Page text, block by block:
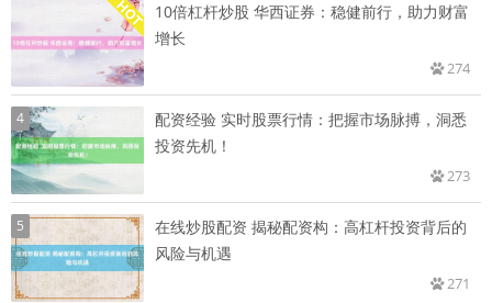
10倍杠杆炒股 华西证券：稳健前行，助力财富
增长
274
4
配资经验 实时股票行情：把握市场脉搏，洞悉
投资先机！
273
5
在线炒股配资 揭秘配资构：高杠杆投资背后的
风险与机遇
271